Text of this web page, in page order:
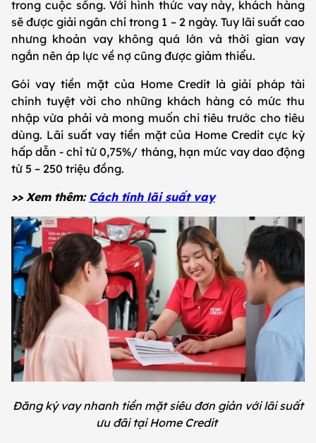
trong cuộc sống. Với hình thức vay này, khách hàng
sẽ được giải ngân chỉ trong 1 – 2 ngày. Tuy lãi suất cao
nhưng khoản vay không quá lớn và thời gian vay
ngắn nên áp lực về nợ cũng được giảm thiểu.
Gói vay tiền mặt của Home Credit là giải pháp tài
chính tuyệt vời cho những khách hàng có mức thu
nhập vừa phải và mong muốn chi tiêu trước cho tiêu
dùng. Lãi suất vay tiền mặt của Home Credit cực kỳ
hấp dẫn - chỉ từ 0,75%/ tháng, hạn mức vay dao động
từ 5 – 250 triệu đồng.
>> Xem thêm: Cách tính lãi suất vay
Đăng ký vay nhanh tiền mặt siêu đơn giản với lãi suất
ưu đãi tại Home Credit